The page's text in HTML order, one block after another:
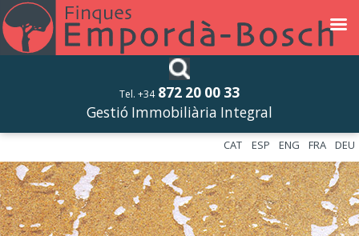
Tel. +34 872 20 00 33
Gestió Immobiliària Integral
DEU
FRA
ENG
ESP
CAT